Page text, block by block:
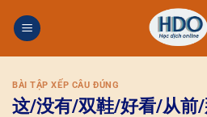
BÀI TẬP XẾP CÂU ĐÚNG
这/没有/双鞋/好看/从前